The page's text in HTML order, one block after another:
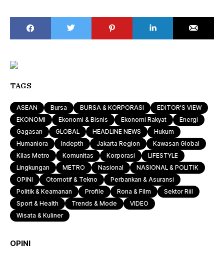
TAGS
ASEAN Bursa BURSA & KORPORASI
EDITOR'S VIEW
EKONOMI
Ekonomi & Bisnis Ekonomi Rakyat
Energi
Gagasan
GLOBAL HEADLINE NEWS
Hukum
Humaniora
Indepth Jakarta Region
Kawasan Global
Kilas Metro
Komunitas Korporasi
LIFESTYLE
Lingkungan
METRO Nasional
NASIONAL & POLITIK
OPINI
Otomotif & Tekno
Perbankan & Asuransi
Politik & Keamanan
Profile Rona & Film
Sektor Riil
Sport & Health
Trends & Mode
VIDEO
Wisata & Kuliner
OPINI